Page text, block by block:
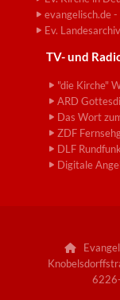
evangelisch.de
Ev. Landesarchiv
TV- und
"die Kirche"
ARD
Das Wort
ZDF
DLF
Digitale
